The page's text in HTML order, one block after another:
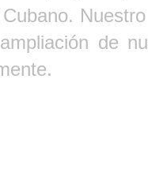
de